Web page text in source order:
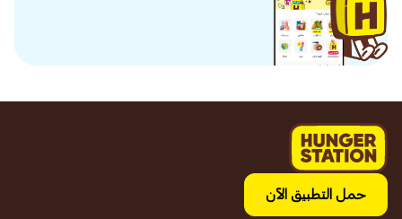
حمل التطبيق الآن